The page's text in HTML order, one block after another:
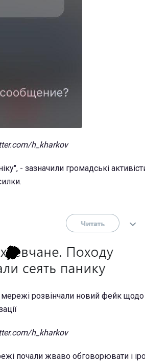
h_kharkov
- зазначили громадські
h_kharkov
почали жваво обговорювати і